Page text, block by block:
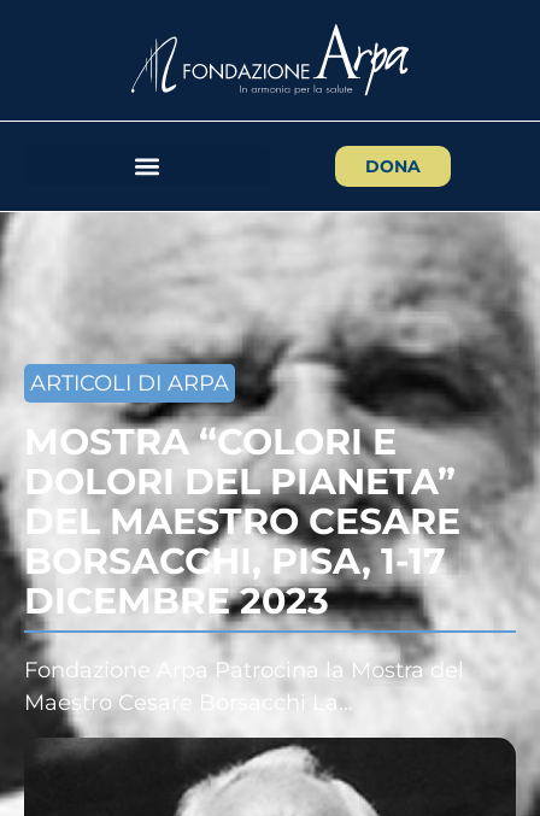
DONA
ARTICOLI DI ARPA
MOSTRA “COLORI E
DOLORI DEL PIANETA”
DEL MAESTRO CESARE
BORSACCHI, PISA, 1-17
DICEMBRE 2023
Fondazione Arpa Patrocina la Mostra del
Maestro Cesare Borsacchi La…